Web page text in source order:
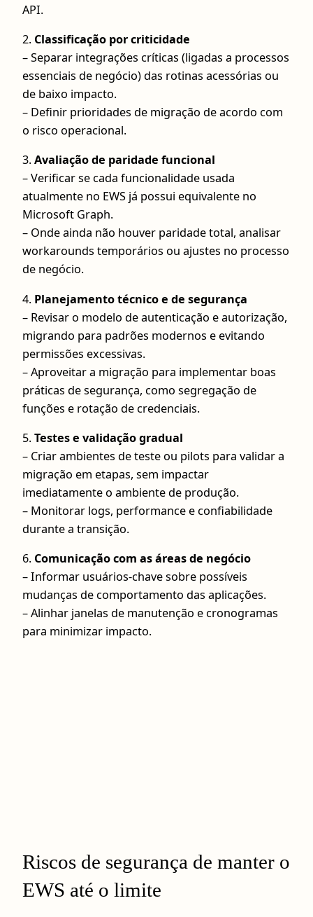
API.
2. Classificação por criticidade
– Separar integrações críticas (ligadas a processos
essenciais de negócio) das rotinas acessórias ou
de baixo impacto.
– Definir prioridades de migração de acordo com
o risco operacional.
3.Avaliação de paridade funcional
– Verificar se cada funcionalidade usada
atualmente no EWS já possui equivalente no
Microsoft Graph.
– Onde ainda não houver paridade total, analisar
workarounds temporários ou ajustes no processo
de negócio.
4. Planejamento técnico e de segurança
– Revisar o modelo de autenticação e autorização,
migrando para padrões modernos e evitando
permissões excessivas.
– Aproveitar a migração para implementar boas
práticas de segurança, como segregação de
funções e rotação de credenciais.
5.Testes e validação gradual
– Criar ambientes de teste ou pilots para validar a
migração em etapas, sem impactar
imediatamente o ambiente de produção.
– Monitorar logs, performance e confiabilidade
durante a transição.
6. Comunicação com as áreas de negócio
– Informar usuários-chave sobre possíveis
mudanças de comportamento das aplicações.
– Alinhar janelas de manutenção e cronogramas
para minimizar impacto.
Riscos de segurança de manter o
EWS até o limite